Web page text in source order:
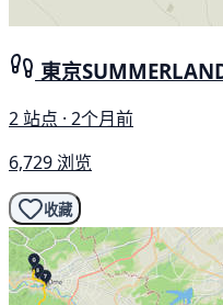
東京
2 站点 · 2个月前
6,729 浏览
收藏